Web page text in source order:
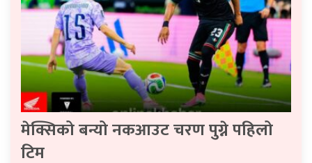
मेक्सिको बन्यो नकआउट चरण पुग्ने पहिलो
टिम